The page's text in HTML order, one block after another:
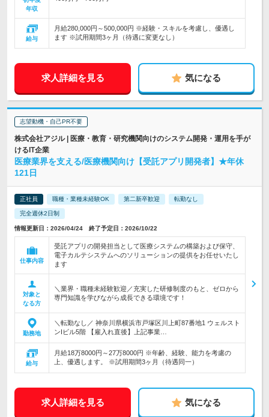
年収
給与
月給280,000円～500,000円 ※経験・スキルを考慮し、優遇し
ます ※試用期間3ヶ月（待遇に変更なし）
求人詳細を見る 気になる
志望動機・自己PR不要
株式会社アジル | 医療・教育・研究機関向けのシステム開発・運用を手が
けるIT企業
医療業界を支える/医療機関向け【受託アプリ開発者】★年休
121日
正社員 職種・業種未経験OK 第二新卒歓迎 転勤なし
完全週休2日制
情報更新日：2026/04/24 終了予定日：2026/10/22
仕事内容
受託アプリの開発担当として医療システムの構築および保守、
電子カルテシステムへのソリューションの提供をお任せいたし
ます
対象と
なる方
＼業界・職種未経験歓迎／充実した研修制度のもと、ゼロから
専門知識を学びながら成長できる環境です！
勤務地
＼転勤なし／ 神奈川県横浜市戸塚区川上町87番地1 ウェルスト
ンIビル5階 【雇入れ直後】上記事業…
給与
月給18万8000円～27万8000円 ※年齢、経験、能力を考慮の
上、優遇します。 ※試用期間3ヶ月（待遇同一）
求人詳細を見る 気になる